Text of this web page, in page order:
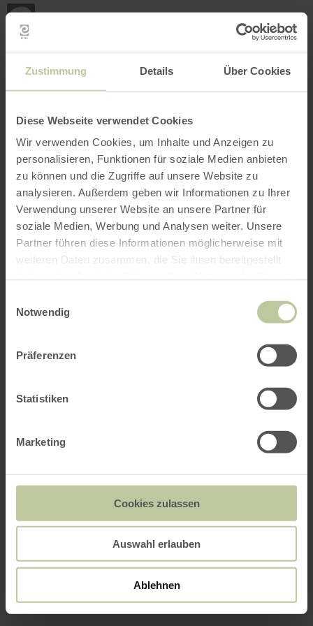
Zustimmung Details Über Cookies
Diese Webseite verwendet Cookies
Wir verwenden Cookies, um Inhalte und Anzeigen zu
personalisieren, Funktionen für soziale Medien anbieten
zu können und die Zugriffe auf unsere Website zu
analysieren. Außerdem geben wir Informationen zu Ihrer
Verwendung unserer Website an unsere Partner für
soziale Medien, Werbung und Analysen weiter. Unsere
Partner führen diese Informationen möglicherweise mit
weiteren Daten zusammen, die Sie ihnen bereitgestellt
Notwendig
Präferenzen
Statistiken
Marketing
Cookies zulassen
Auswahl erlauben
Ablehnen
Ga naar de hoofdinhoud
Ga naar de zoekfunctie
Ga naar de hoofdnavigatie
Ga naar de voettekst
Terug
naar
startpagina
ZOEKEN MENU
Het onderstaande vrijetijdsaanbod is door de
aanbieder Touristik GmbH Gerolsteiner Land op
aanbieder Touristik GmbH Gerolsteiner Land is
als enige verantwoordelijk voor de inhoud.